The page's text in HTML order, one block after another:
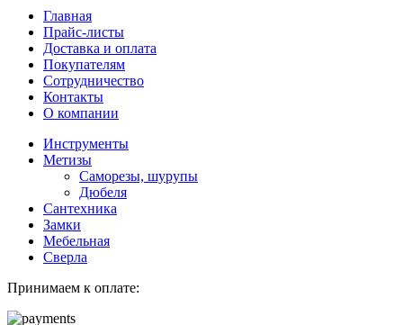
Главная
Прайс-листы
Доставка и оплата
Покупателям
Сотрудничество
Контакты
О компании
Инструменты
Метизы
Саморезы, шурупы
Дюбеля
Сантехника
Замки
Мебельная
Сверла
Принимаем к оплате: